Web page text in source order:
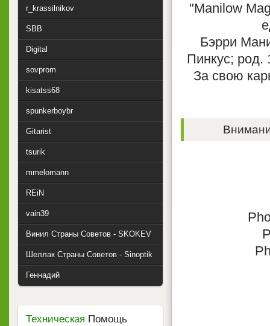
"Manilow
Бэрри
Пинкус; род.
За свою
r_krassilnikov
SBB
Digital
sovprom
kisatss68
spunkerboybr
Gitarist
tsurik
mmelomann
REiN
vain39
Винил Страны Советов - SKOKEV
Шеллак Страны Советов - Sinoptik
Геннадий
Техническая Помощь